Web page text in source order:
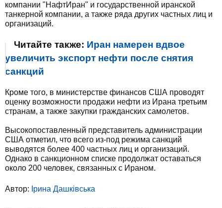
компании "НафтИран" и государственной иранской
танкерной компании, а также ряда других частных лиц и
организаций.
Читайте также: Иран намерен вдвое
увеличить экспорт нефти после снятия
санкций
Кроме того, в министерстве финансов США проводят
оценку возможности продажи нефти из Ирана третьим
странам, а также закупки гражданских самолетов.
Высокопоставленный представитель администрации
США отметил, что всего из-под режима санкций
выводятся более 400 частных лиц и организаций.
Однако в санкционном списке продолжат оставаться
около 200 человек, связанных с Ираном.
Автор: Ірина Дашківська